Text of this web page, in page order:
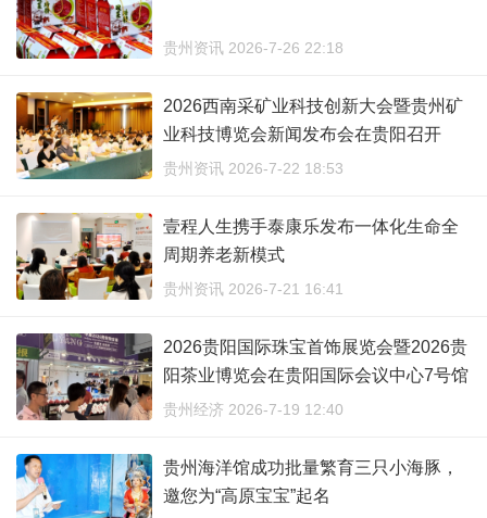
贵州资讯 2026-7-26 22:18
2026西南采矿业科技创新大会暨贵州矿
业科技博览会新闻发布会在贵阳召开
贵州资讯 2026-7-22 18:53
壹程人生携手泰康乐发布一体化生命全
周期养老新模式
贵州资讯 2026-7-21 16:41
2026贵阳国际珠宝首饰展览会暨2026贵
阳茶业博览会在贵阳国际会议中心7号馆
举行
贵州经济 2026-7-19 12:40
贵州海洋馆成功批量繁育三只小海豚，
邀您为“高原宝宝”起名